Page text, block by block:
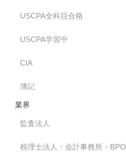
USCPA全科目合格
USCPA学習中
CIA
簿記
業界
監査法人
税理士法人・会計事務所・BPO